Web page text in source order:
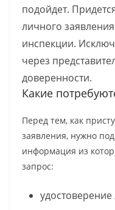
подойдет.
личного
инспекции.
через
доверенности.
Какие
Перед тем, как
заявления, нужно
информация из
запрос: